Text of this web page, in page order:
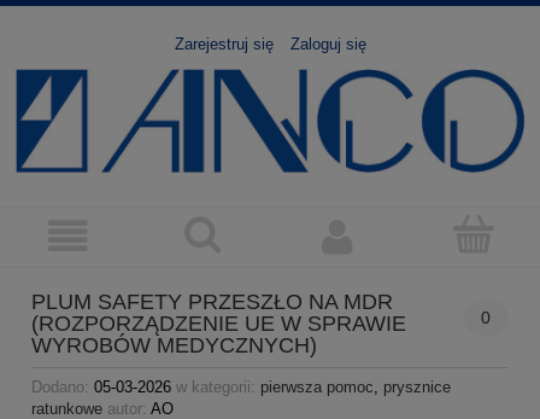
Zarejestruj się Zaloguj się
PLUM SAFETY PRZESZŁO NA MDR
(ROZPORZĄDZENIE UE W SPRAWIE
WYROBÓW MEDYCZNYCH)
0
Dodano: 05-03-2026 w kategorii: pierwsza pomoc
prysznice
ratunkowe autor: AO